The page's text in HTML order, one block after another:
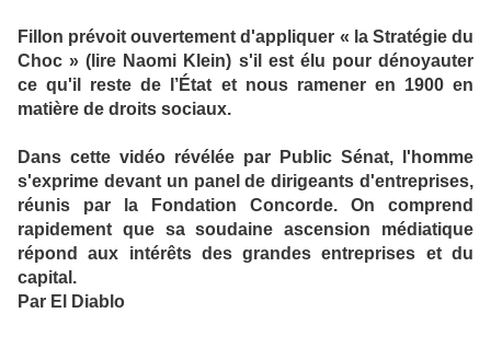
Fillon prévoit ouvertement d'appliquer « la Stratégie du
Choc » (lire Naomi Klein) s'il est élu pour dénoyauter
ce qu'il reste de l’État et nous ramener en 1900 en
matière de droits sociaux.
Dans cette vidéo révélée par Public Sénat, l'homme
s'exprime devant un panel de dirigeants d'entreprises,
réunis par la Fondation Concorde. On comprend
rapidement que sa soudaine ascension médiatique
répond aux intérêts des grandes entreprises et du
capital.
Par El Diablo